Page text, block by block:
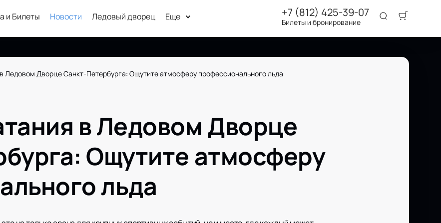
и Билеты Новости Ледовый дворец Еще +7 (812) 425-39-07
Билеты и бронирование
Ледовом Дворце Санкт-Петербурга: Ощутите атмосферу профессионального льда
в Ледовом Дворце
Ощутите атмосферу
льда